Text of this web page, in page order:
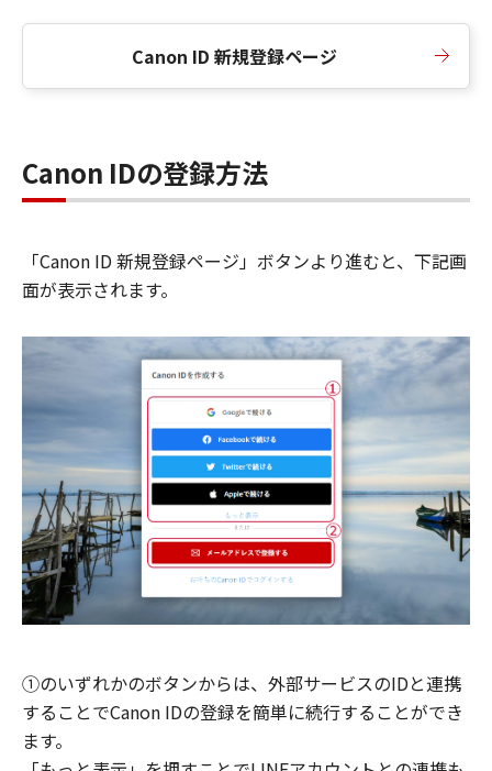
Canon ID 新規登録ページ
Canon IDの登録方法
「Canon ID 新規登録ページ」ボタンより進むと、下記画
面が表示されます。
①のいずれかのボタンからは、外部サービスのIDと連携
することでCanon IDの登録を簡単に続行することができ
ます。